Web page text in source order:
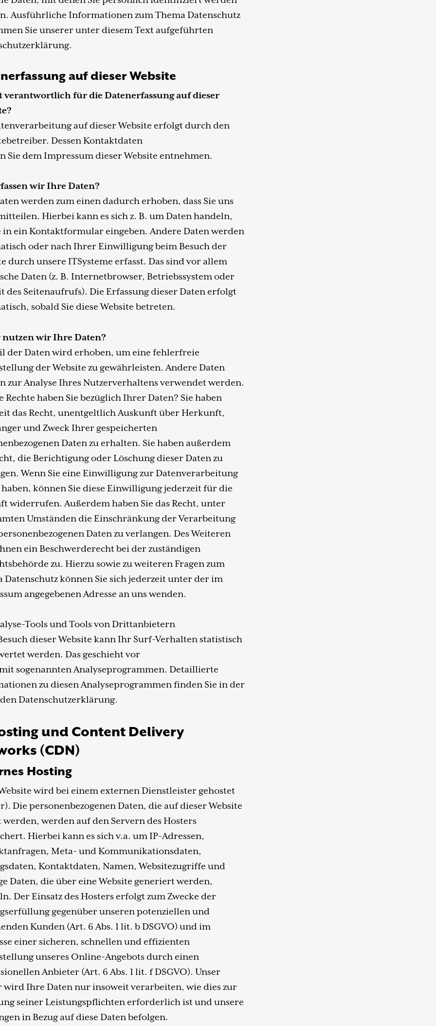
Ausführliche Informationen zum Thema Datenschutz
Sie unserer unter diesem Text aufgeführten
auf dieser Website
verantwortlich für die Datenerfassung auf dieser
auf dieser Website erfolgt durch den
Dessen Kontaktdaten
Sie dem Impressum dieser Website entnehmen.
wir Ihre Daten?
werden zum einen dadurch erhoben, dass Sie uns
Hierbei kann es sich z. B. um Daten handeln,
in ein Kontaktformular eingeben. Andere Daten werden
oder nach Ihrer Einwilligung beim Besuch der
durch unsere ITSysteme erfasst. Das sind vor allem
Daten (z. B. Internetbrowser, Betriebssystem oder
des Seitenaufrufs). Die Erfassung dieser Daten erfolgt
sobald Sie diese Website betreten.
nutzen wir Ihre Daten?
der Daten wird erhoben, um eine fehlerfreie
der Website zu gewährleisten. Andere Daten
zur Analyse Ihres Nutzerverhaltens verwendet werden.
Rechte haben Sie bezüglich Ihrer Daten? Sie haben
das Recht, unentgeltlich Auskunft über Herkunft,
und Zweck Ihrer gespeicherten
Daten zu erhalten. Sie haben außerdem
die Berichtigung oder Löschung dieser Daten zu
Wenn Sie eine Einwilligung zur Datenverarbeitung
können Sie diese Einwilligung jederzeit für die
widerrufen. Außerdem haben Sie das Recht, unter
Umständen die Einschränkung der Verarbeitung
Daten zu verlangen. Des Weiteren
ein Beschwerderecht bei der zuständigen
zu. Hierzu sowie zu weiteren Fragen zum
Datenschutz können Sie sich jederzeit unter der im
angegebenen Adresse an uns wenden.
Tools und Tools von Drittanbietern
dieser Website kann Ihr Surf-Verhalten statistisch
werden. Das geschieht vor
sogenannten Analyseprogrammen. Detaillierte
zu diesen Analyseprogrammen finden Sie in der
Datenschutzerklärung.
und Content Delivery
(CDN)
Hosting
wird bei einem externen Dienstleister gehostet
Die personenbezogenen Daten, die auf dieser Website
werden, werden auf den Servern des Hosters
Hierbei kann es sich v.a. um IP-Adressen,
Meta- und Kommunikationsdaten,
Kontaktdaten, Namen, Websitezugriffe und
Daten, die über eine Website generiert werden,
Der Einsatz des Hosters erfolgt zum Zwecke der
gegenüber unseren potenziellen und
Kunden (Art. 6 Abs. 1 lit. b DSGVO) und im
einer sicheren, schnellen und effizienten
unseres Online-Angebots durch einen
Anbieter (Art. 6 Abs. 1 lit. f DSGVO). Unser
wird Ihre Daten nur insoweit verarbeiten, wie dies zur
seiner Leistungspflichten erforderlich ist und unsere
in Bezug auf diese Daten befolgen.